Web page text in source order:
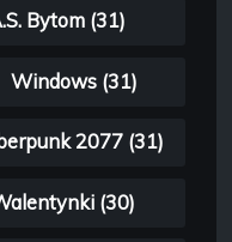
Bytom (31)
Windows (31)
2077 (31)
(30)